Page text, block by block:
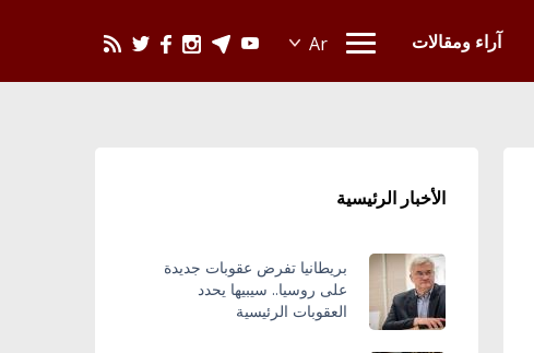
آراء ومقالات
الأخبار الرئيسية
بريطانيا تفرض عقوبات جديدة
على روسيا.. سيبيها يحدد
العقوبات الرئيسية